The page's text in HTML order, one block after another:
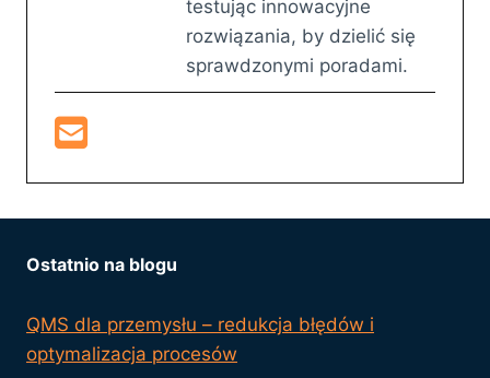
testując innowacyjne
rozwiązania, by dzielić się
sprawdzonymi poradami.
Ostatnio na blogu
QMS dla przemysłu – redukcja błędów i
optymalizacja procesów